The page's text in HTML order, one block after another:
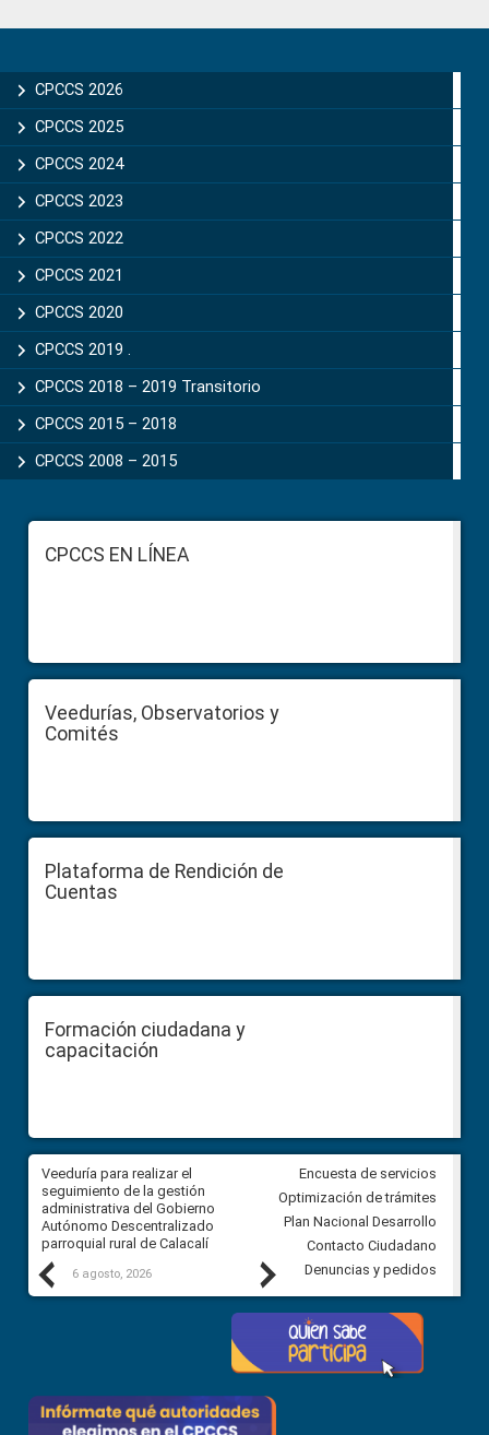
Sidebar
CPCCS 2026
CPCCS 2025
CPCCS 2024
CPCCS 2023
CPCCS 2022
CPCCS 2021
CPCCS 2020
CPCCS 2019 .
CPCCS 2018 – 2019 Transitorio
CPCCS 2015 – 2018
CPCCS 2008 – 2015
FooterCPCCS EN LÍNEA
Veedurías, Observatorios y
Comités
Plataforma de Rendición de
Cuentas
Formación ciudadana y
capacitación
Previous
Veeduría para realizar el
seguimiento de la gestión
administrativa del Gobierno
Autónomo Descentralizado
parroquial rural de Calacalí
6 agosto, 2026
Veeduría para vigilar los
derivados de la Audiencia
comunidad Urbina, parroquia
Carolina
5 agosto, 2026
Next
Encuesta de servicios
Optimización de trámites
Plan Nacional Desarrollo
Contacto Ciudadano
Denuncias y pedidos